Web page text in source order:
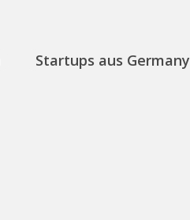
Startups aus Germany